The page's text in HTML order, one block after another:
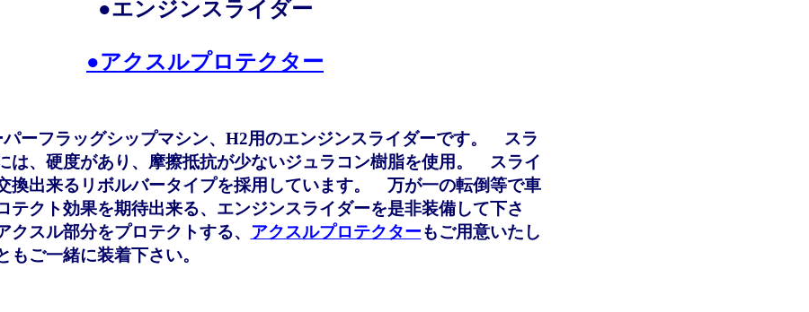
●エンジンスライダー
●アクスルプロテクター
ーフラッグシップマシン、H2用のエンジンスライダーです。 スラ
は、硬度があり、摩擦抵抗が少ないジュラコン樹脂を使用。 スライ
換出来るリボルバータイプを採用しています。 万が一の転倒等で車
テクト効果を期待出来る、エンジンスライダーを是非装備して下さ
スル部分をプロテクトする、 アクスルプロテクターもご用意いたし
もご一緒に装着下さい。